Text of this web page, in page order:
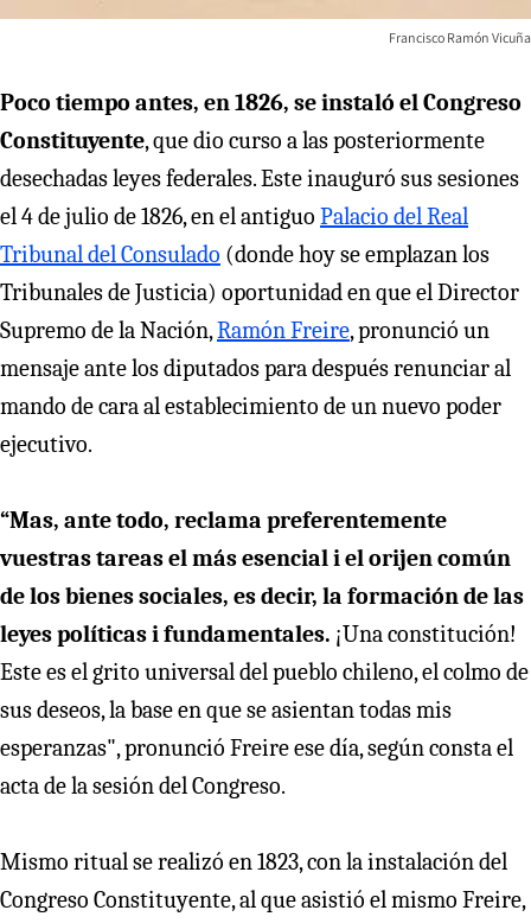
Francisco Ramón Vicuña
Poco tiempo antes, en 1826, se instaló el Congreso
Constituyente, que dio curso a las posteriormente
desechadas leyes federales. Este inauguró sus sesiones
el 4 de julio de 1826, en el antiguo Palacio del Real
Tribunal del Consulado (donde hoy se emplazan los
Tribunales de Justicia) oportunidad en que el Director
Supremo de la Nación,Ramón Freire, pronunció un
mensaje ante los diputados para después renunciar al
mando de cara al establecimiento de un nuevo poder
ejecutivo.
“Mas, ante todo, reclama preferentemente
vuestras tareas el más esencial i el orijen común
de los bienes sociales, es decir, la formación de las
leyes políticas i fundamentales. ¡Una constitución!
Este es el grito universal del pueblo chileno, el colmo de
sus deseos, la base en que se asientan todas mis
esperanzas", pronunció Freire ese día, según consta el
acta de la sesión del Congreso.
Mismo ritual se realizó en 1823, con la instalación del
Congreso Constituyente, al que asistió el mismo Freire,